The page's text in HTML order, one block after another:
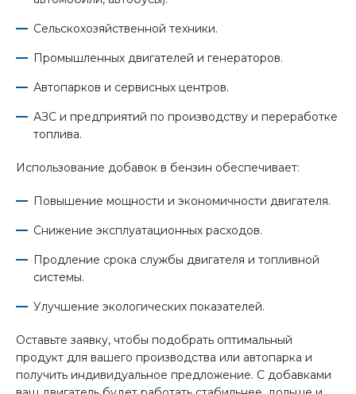
Сельскохозяйственной техники.
Промышленных двигателей и генераторов.
Автопарков и сервисных центров.
АЗС и предприятий по производству и переработке
топлива.
Использование добавок в бензин обеспечивает:
Повышение мощности и экономичности двигателя.
Снижение эксплуатационных расходов.
Продление срока службы двигателя и топливной
системы.
Улучшение экологических показателей.
Оставьте заявку, чтобы подобрать оптимальный
продукт для вашего производства или автопарка и
получить индивидуальное предложение. С добавками